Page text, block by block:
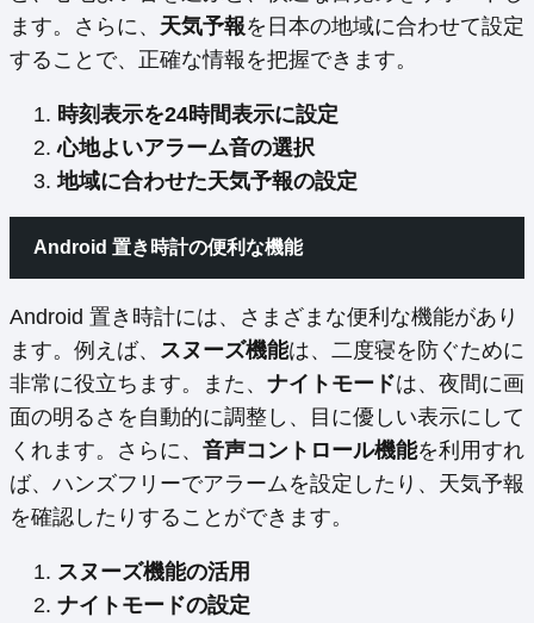
ます。さらに、 天気予報を日本の地域に合わせて設定
することで、正確な情報を把握できます。
時刻表示を24時間表示に設定
心地よいアラーム音の選択
地域に合わせた天気予報の設定
Android 置き時計の便利な機能
Android 置き時計には、さまざまな便利な機能があり
ます。例えば、 スヌーズ機能は、二度寝を防ぐために
非常に役立ちます。また、 ナイトモードは、夜間に画
面の明るさを自動的に調整し、目に優しい表示にして
くれます。さらに、 音声コントロール機能を利用すれ
ば、ハンズフリーでアラームを設定したり、天気予報
を確認したりすることができます。
スヌーズ機能の活用
ナイトモードの設定